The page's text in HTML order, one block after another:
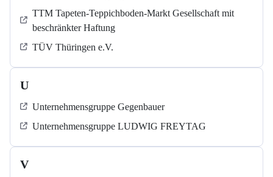
TTM Tapeten-Teppichboden-Markt Gesellschaft mit
beschränkter Haftung
TÜV Thüringen e.V.
U
Unternehmensgruppe Gegenbauer
Unternehmensgruppe LUDWIG FREYTAG
V